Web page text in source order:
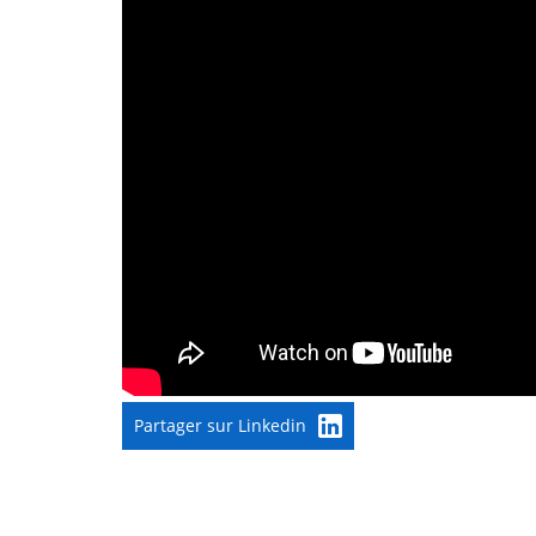
Partager sur Linkedin